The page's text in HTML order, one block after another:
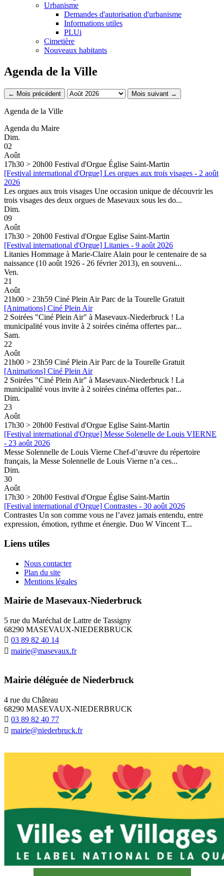
Urbanisme
Demandes d'autorisation d'urbanisme
Informations utiles
PLUi
Cimetière
Nouveaux habitants
Agenda de la Ville
← Mois précédent Mois suivant →
Agenda de la Ville
Agenda du Maire
Dim.
02
Août
17h30 > 20h00 Festival d'Orgue Église Saint-Martin
[Festival international d'Orgue] Les orgues aux trois visages - 2 août
2026
Les orgues aux trois visages Une occasion unique de découvrir les
trois visages des deux orgues de Masevaux sous les do...
Dim.
09
Août
17h30 > 20h00 Festival d'Orgue Eglise Saint-Martin
[Festival international d'Orgue] Litanies - 9 août 2026
Litanies Hommage à Marie-Claire Alain pour le centenaire de sa
naissance (10 août 1926 - 26 février 2013), en souveni...
Ven.
21
Août
21h00 > 23h59 Ciné Plein AirParc de la Tourelle Gratuit
[Animations] Ciné Plein Air
2 Soirées "Ciné Plein Air" à Masevaux-Niederbruck ! La
municipalité vous invite à 2 soirées cinéma offertes par...
Sam.
22
Août
21h00 > 23h59 Ciné Plein AirParc de la Tourelle Gratuit
[Animations] Ciné Plein Air
2 Soirées "Ciné Plein Air" à Masevaux-Niederbruck ! La
municipalité vous invite à 2 soirées cinéma offertes par...
Dim.
23
Août
17h30 > 20h00 Festival d'Orgue Eglise Saint-Martin
[Festival international d'Orgue] Messe Solenelle de Louis VIERNE
- 23 août 2026
Messe Solennelle de Louis Vierne Chef-d’œuvre du répertoire
français, la Messe Solennelle de Louis Vierne n’a ces...
Dim.
30
Août
17h30 > 20h00 Festival d'Orgue Église Saint-Martin
[Festival international d'Orgue] Contrastes - 30 août 2026
Contrastes Un son comme vous ne l’avez jamais entendu, entre
expression, émotion, rythme et énergie. Duo W Vincent T...
Liens utiles
Nous contacter
Plan du site
Mentions légales
Mairie de Masevaux-Niederbruck
5 rue du Maréchal de Lattre de Tassigny
68290 MASEVAUX-NIEDERBRUCK
03 89 82 40 14
mairie@masevaux.fr
Mairie déléguée de Niederbruck
4 rue du Château
68290 MASEVAUX-NIEDERBRUCK
03 89 82 40 77
mairie@niederbruck.fr